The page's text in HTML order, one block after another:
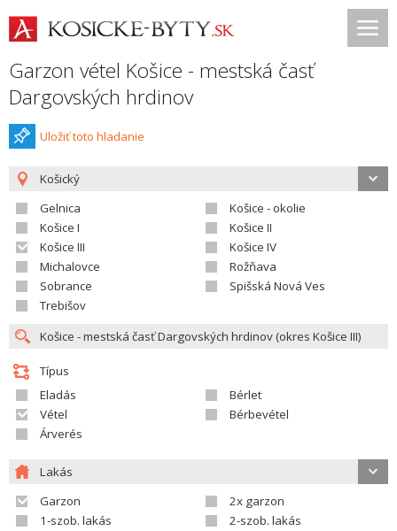
Garzon vétel Košice - mestská časť
Dargovských hrdinov
Uložiť toto hladanie
Košický
Gelnica
Košice - okolie
Košice I
Košice II
Košice III
Košice IV
Michalovce
Rožňava
Sobrance
Spišská Nová Ves
Trebišov
Típus
Eladás
Bérlet
Vétel
Bérbevétel
Árverés
Lakás
Garzon
2x garzon
1-szob. lakás
2-szob. lakás